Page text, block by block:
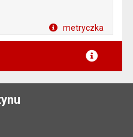
metryczka